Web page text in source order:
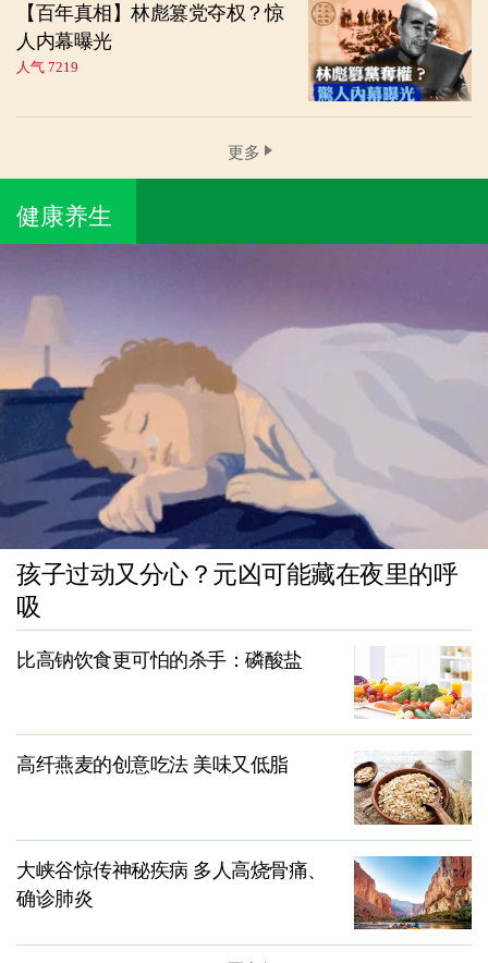
【百年真相】林彪篡党夺权？惊
人内幕曝光
人气 7219
更多
健康养生
孩子过动又分心？元凶可能藏在夜里的呼
吸
比高钠饮食更可怕的杀手：磷酸盐
高纤燕麦的创意吃法 美味又低脂
大峡谷惊传神秘疾病 多人高烧骨痛、
确诊肺炎